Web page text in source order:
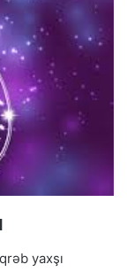
yaxşı